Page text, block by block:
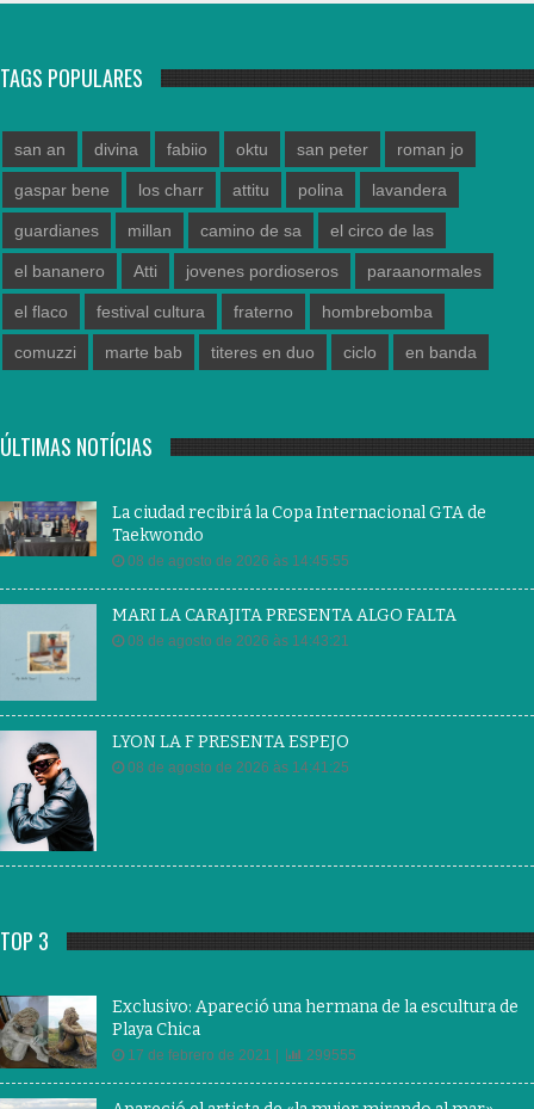
TAGS POPULARES
san an divina fabiio oktu san peter roman jo
gaspar bene los charr attitu polina lavandera
guardianes millan camino de sa el circo de las
el bananero Atti jovenes pordioseros paraanormales
el flaco festival cultura fraterno hombrebomba
comuzzi marte bab titeres en duo ciclo en banda
ÚLTIMAS NOTÍCIAS
La ciudad recibirá la Copa Internacional GTA de
Taekwondo
08 de agosto de 2026 às 14:45:55
MARI LA CARAJITA PRESENTA ALGO FALTA
08 de agosto de 2026 às 14:43:21
LYON LA F PRESENTA ESPEJO
08 de agosto de 2026 às 14:41:25
TOP 3
Exclusivo: Apareció una hermana de la escultura de
Playa Chica
17 de febrero de 2021 | 299555